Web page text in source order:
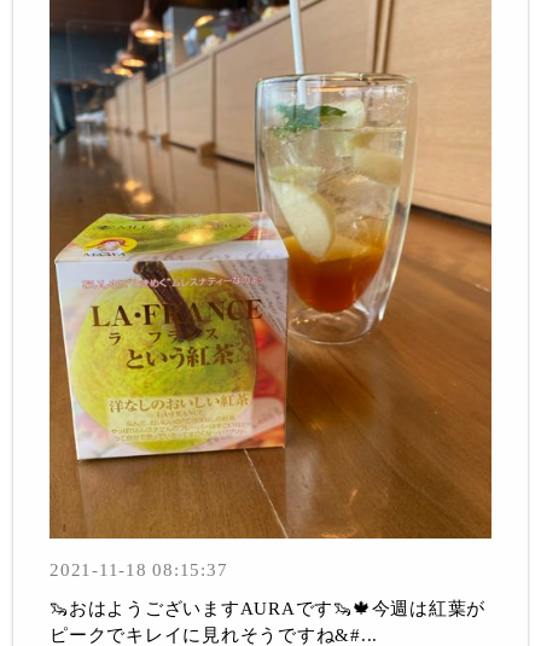
2021-11-18 08:15:37
🦦おはようございますAURAです🦦🍁今週は紅葉が
ピークでキレイに見れそうですね&#...